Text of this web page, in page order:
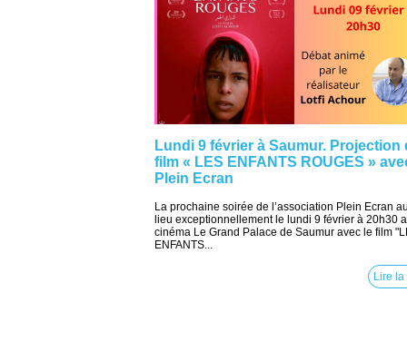
Lundi 9 février à Saumur. Projection
film « LES ENFANTS ROUGES »
Plein Ecran
La prochaine soirée de l’association Plein Ecran
lieu exceptionnellement le lundi 9 février à 20h30
cinéma Le Grand Palace de Saumur avec le film
ENFANTS...
Lire la